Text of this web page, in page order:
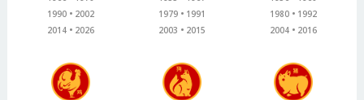
1990
2002
2014
2026
1979
1991
2003
2015
1980
1992
2004
2016